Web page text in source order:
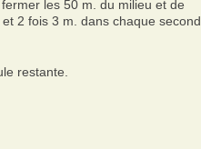
les 50 m. du milieu et de
2 fois 3 m. dans chaque second
restante.